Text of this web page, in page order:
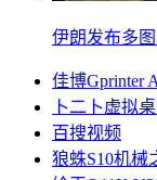
伊朗发布多
佳博Gprinter
卜二卜虚拟
百搜视频
狼蛛S10机械